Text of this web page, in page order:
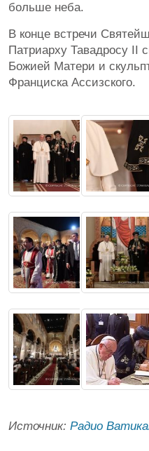
больше неба.
В конце встречи
Патриарху Тавадросу II
Божией Матери и
Франциска Ассизского.
Источник: Радио